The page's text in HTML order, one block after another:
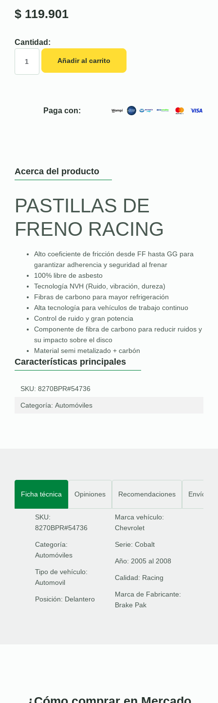
$ 119.901
Cantidad:
Añadir al carrito
Paga con:
Acerca del producto
PASTILLAS DE
FRENO RACING
Alto coeficiente de fricción desde FF hasta GG para
garantizar adherencia y seguridad al frenar
100% libre de asbesto
Tecnología NVH (Ruido, vibración, dureza)
Fibras de carbono para mayor refrigeración
Alta tecnología para vehículos de trabajo continuo
Control de ruido y gran potencia
Componente de fibra de carbono para reducir ruidos y
su impacto sobre el disco
Material semi metalizado + carbón
Características principales
SKU: 8270BPR#54736
Categoría: Automóviles
Ficha técnica Opiniones Recomendaciones Envíos
SKU:
8270BPR#54736
Categoría:
Automóviles
Tipo de vehículo:
Automovil
Posición: Delantero
Marca vehículo:
Chevrolet
Serie: Cobalt
Año: 2005 al 2008
Calidad: Racing
Marca de Fabricante:
Brake Pak